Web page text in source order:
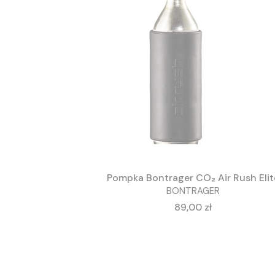
Pompka Bontrager CO₂ Air Rush
BONTRAGER
Cena
89,00 zł